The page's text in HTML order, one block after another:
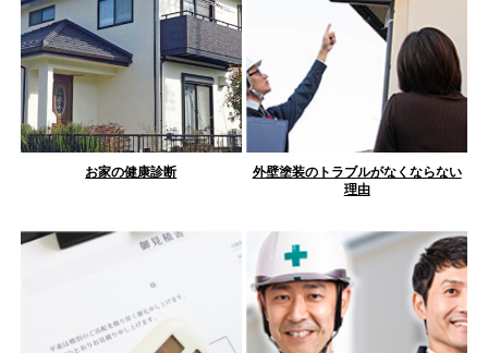
お家の健康診断
外壁塗装のトラブルがなくならない
理由